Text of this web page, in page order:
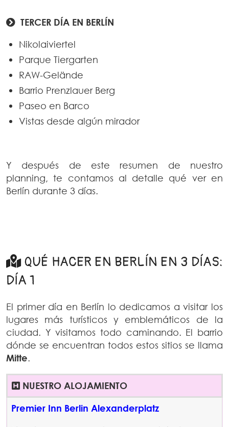
TERCER DÍA EN BERLÍN
Nikolaiviertel
Parque Tiergarten
RAW-Gelände
Barrio Prenzlauer Berg
Paseo en Barco
Vistas desde algún mirador
Y después de este resumen de nuestro
planning, te contamos al detalle qué ver en
Berlín durante 3 días.
QUÉ HACER EN BERLÍN EN 3 DÍAS:
DÍA 1
El primer día en Berlín lo dedicamos a visitar los
lugares más turísticos y emblemáticos de la
ciudad. Y visitamos todo caminando. El barrio
dónde se encuentran todos estos sitios se llama
Mitte.
NUESTRO ALOJAMIENTO
Premier Inn Berlin Alexanderplatz